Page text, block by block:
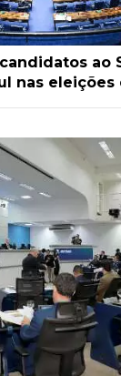
ao
nas eleições